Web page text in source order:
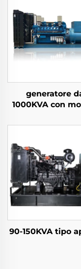
generatore
1000KVA con
90-150KVA tipo